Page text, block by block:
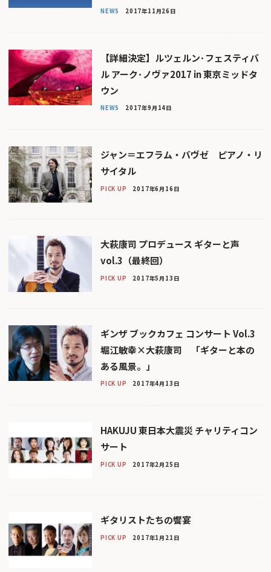
NEWS 2017年11月26日
【詳細決定】ルツェルン･フェスティバ
ル アーク･ノヴァ2017 in 東京ミッドタ
ウン
NEWS 2017年9月14日
ジャン＝エフラム・バヴゼ ピアノ・リ
サイタル
PICK UP 2017年6月16日
大萩康司 プロデュース ギターと声
vol.3（最終回）
PICK UP 2017年5月13日
ギンザ ブックカフェ コンサート Vol.3
堀江敏幸×大萩康司 「ギターと本の
ある風景。」
PICK UP 2017年4月13日
HAKUJU 東日本大震災 チャリティコン
サート
PICK UP 2017年2月25日
ギタリストたちの饗宴
PICK UP 2017年1月21日